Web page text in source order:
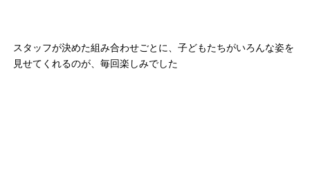
スタッフが決めた組み合わせごとに、子どもたちがいろんな姿を
見せてくれるのが、毎回楽しみでした